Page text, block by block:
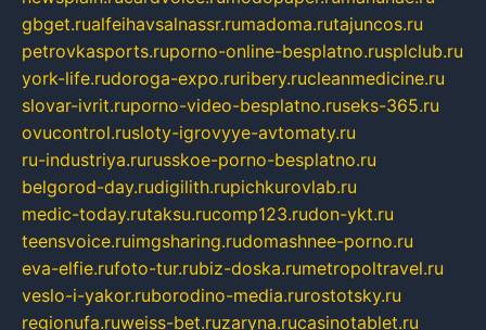
gbget.rualfeihavsalnassr.rumadoma.rutajuncos.ru
petrovkasports.ruporno-online-besplatno.rusplclub.ru
york-life.rudoroga-expo.ruribery.rucleanmedicine.ru
slovar-ivrit.ruporno-video-besplatno.ruseks-365.ru
ovucontrol.rusloty-igrovyye-avtomaty.ru
ru-industriya.rurusskoe-porno-besplatno.ru
belgorod-day.rudigilith.rupichkurovlab.ru
medic-today.rutaksu.rucomp123.rudon-ykt.ru
teensvoice.ruimgsharing.rudomashnee-porno.ru
eva-elfie.rufoto-tur.rubiz-doska.rumetropoltravel.ru
veslo-i-yakor.ruborodino-media.rurostotsky.ru
regionufa.ruweiss-bet.ruzaryna.rucasinotablet.ru